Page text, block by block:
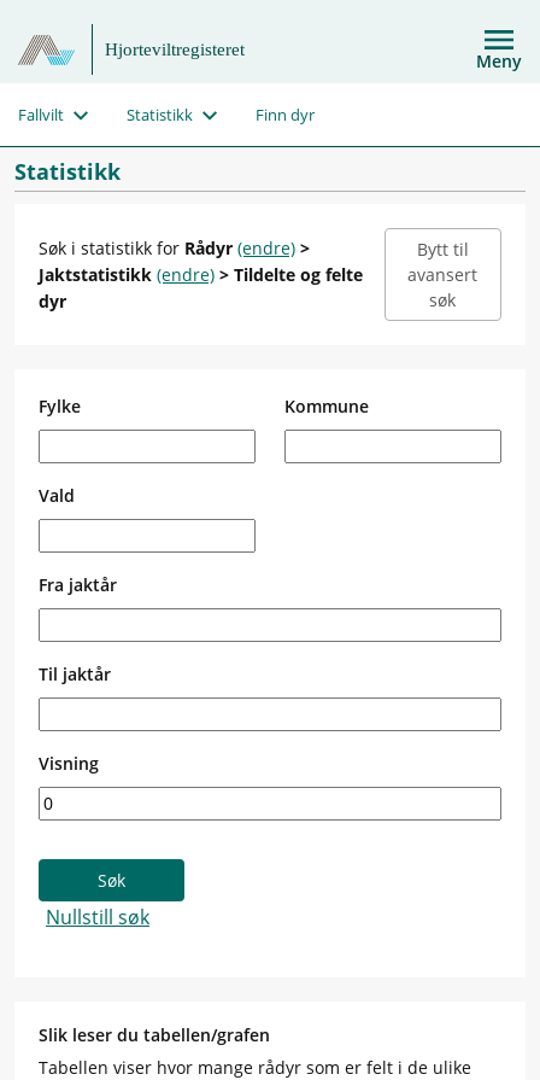
Hjorteviltregisteret Meny
Fallvilt Statistikk Finn dyr
Statistikk
Søk i statistikk for Rådyr (endre) >
Jaktstatistikk (endre) > Tildelte og felte
dyr
Bytt til
avansert
søk
Fylke Kommune
Vald
Fra jaktår
Til jaktår
Visning
Slik leser du tabellen/grafen
Tabellen viser hvor mange rådyr som er felt i de ulike